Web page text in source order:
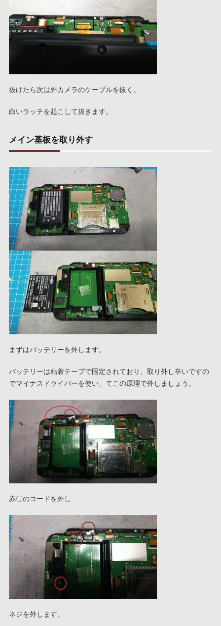
抜けたら次は外カメラのケーブルを抜く。
白いラッチを起こして抜きます。
メイン基板を取り外す
まずはバッテリーを外します。
バッテリーは粘着テープで固定されており、取り外し辛いですの
でマイナスドライバーを使い、てこの原理で外しましょう。
赤〇のコードを外し
ネジを外します。